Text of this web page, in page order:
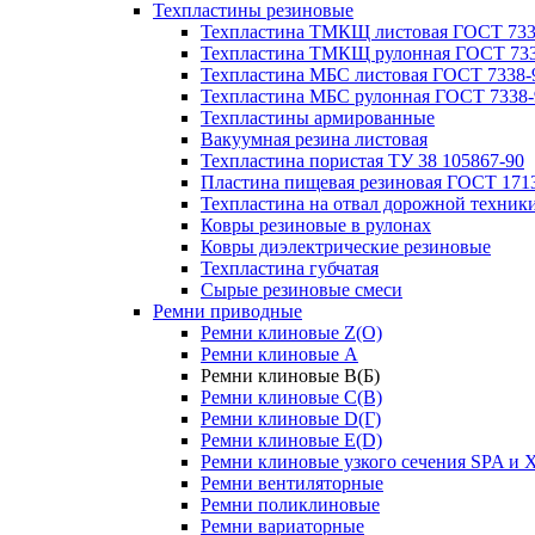
Техпластины резиновые
Техпластина ТМКЩ листовая ГОСТ
Техпластина ТМКЩ рулонная ГОСТ
Техпластина МБС листовая ГОСТ 7338-
Техпластина МБС рулонная ГОСТ
Техпластины армированные
Вакуумная резина листовая
Техпластина пористая ТУ 38 105867-90
Пластина пищевая резиновая ГОСТ
Техпластина на отвал дорожной
Ковры резиновые в рулонах
Ковры диэлектрические резиновые
Техпластина губчатая
Сырые резиновые смеси
Ремни приводные
Ремни клиновые Z(О)
Ремни клиновые A
Ремни клиновые B(Б)
Ремни клиновые C(В)
Ремни клиновые D(Г)
Ремни клиновые Е(D)
Ремни клиновые узкого сечения SPA и
Ремни вентиляторные
Ремни поликлиновые
Ремни вариаторные